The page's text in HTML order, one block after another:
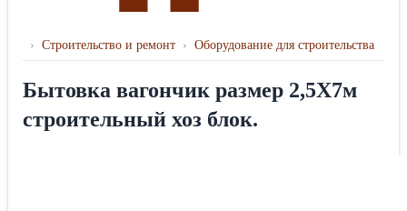
› Строительство и ремонт › Оборудование для строительства
Бытовка вагончик размер 2,5Х7м
строительный хоз блок.